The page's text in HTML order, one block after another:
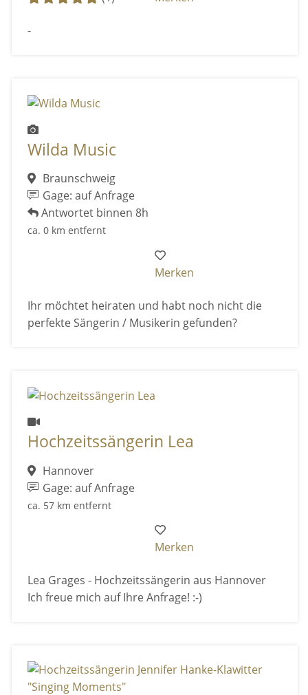
-
Wilda Music
Braunschweig
Gage: auf Anfrage
Antwortet binnen 8h
ca. 0 km entfernt
Merken
Ihr möchtet heiraten und habt noch nicht die
perfekte Sängerin / Musikerin gefunden?
Hochzeitssängerin Lea
Hannover
Gage: auf Anfrage
ca. 57 km entfernt
Merken
Lea Grages - Hochzeitssängerin aus Hannover
Ich freue mich auf Ihre Anfrage! :-)